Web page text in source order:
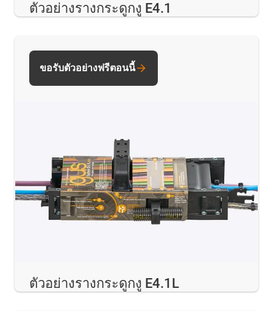
ตัวอย่างรางกระดูกงู E4.1
ตัวอย่างรางกระดูกงู E4.1L
ขอรับตัวอย่างฟรีตอนนี้